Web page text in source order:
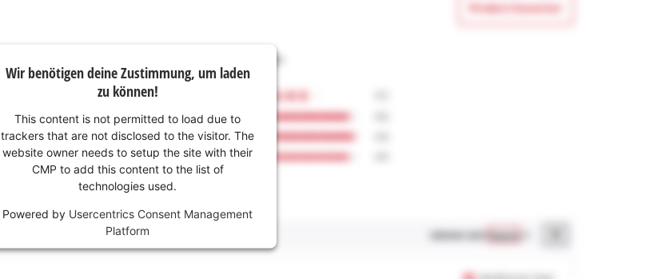
Wir benötigen deine Zustimmung, um laden
zu können!
This content is not permitted to load due to
trackers that are not disclosed to the visitor. The
website owner needs to setup the site with their
CMP to add this content to the list of
technologies used.
Powered by Usercentrics Consent Management
Platform